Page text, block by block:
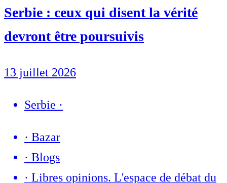
Serbie : ceux qui disent la vérité
devront être poursuivis
13 juillet 2026
Serbie ·
· Bazar
· Blogs
· Libres opinions. L'espace de débat du